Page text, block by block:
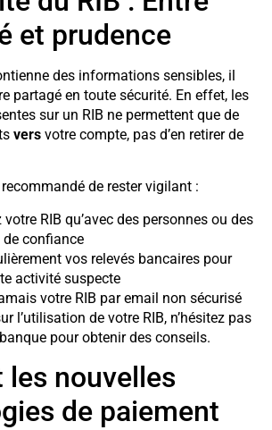
et prudence
des informations sensibles, il
partagé en toute sécurité. En effet, les
sur un RIB ne permettent que de
vers votre compte, pas d’en retirer de
de rester vigilant :
votre RIB qu’avec des personnes ou des
confiance
vos relevés bancaires pour
activité suspecte
votre RIB par email non sécurisé
l’utilisation de votre RIB, n’hésitez pas
pour obtenir des conseils.
les nouvelles
de paiement